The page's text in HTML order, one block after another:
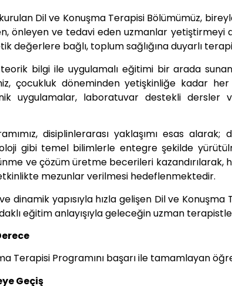
Dil ve Konuşma Terapisi Bölümümüz,
önleyen ve tedavi eden uzmanlar yetiştirmeyi
değerlere bağlı, toplum sağlığına duyarlı
bilgi ile uygulamalı eğitimi bir arada
çocukluk döneminden yetişkinliğe kadar
uygulamalar, laboratuvar destekli
disiplinlerarası yaklaşımı esas
gibi temel bilimlerle entegre şekilde
ve çözüm üretme becerileri
mezunlar verilmesi hedeflenmektedir.
dinamik yapısıyla hızla gelişen Dil ve
eğitim anlayışıyla geleceğin uzman
Terapisi Programını başarı ile tamamlayan
Geçiş